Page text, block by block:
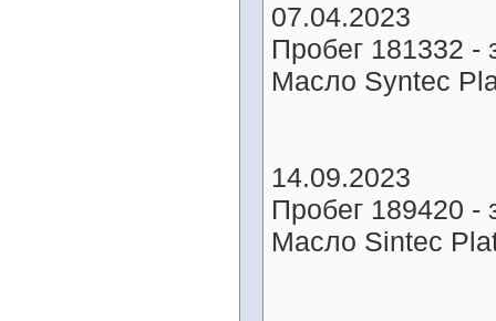
07.04.2023
Пробег 181332 -
Масло Syntec
14.09.2023
Пробег 189420 -
Масло Sintec